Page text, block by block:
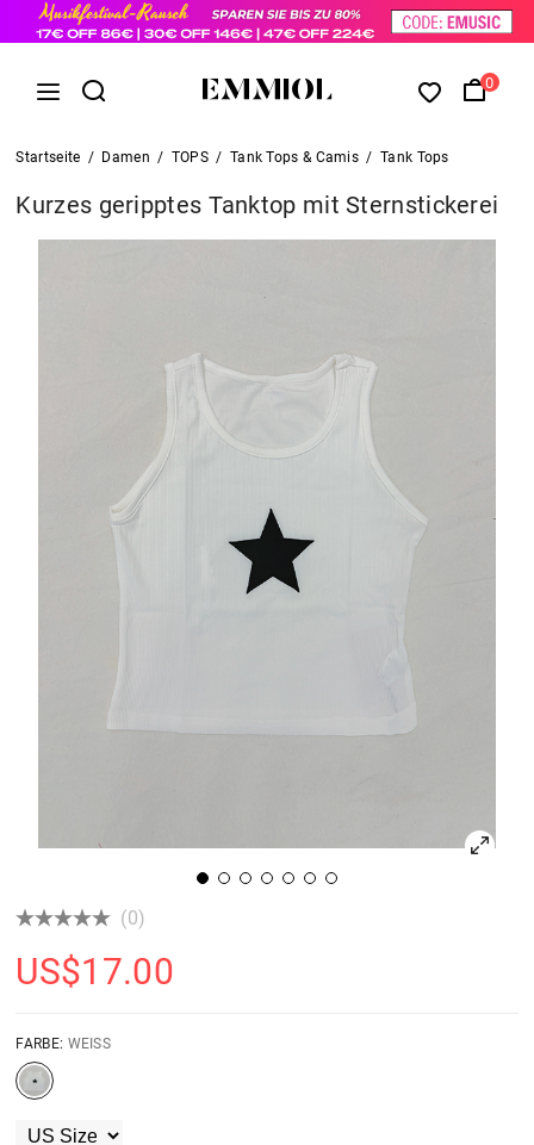
0
Startseite / Damen / TOPS / Tank Tops & Camis / Tank Tops
Kurzes geripptes Tanktop mit Sternstickerei
(0)
US$17.00
FARBE: WEISS